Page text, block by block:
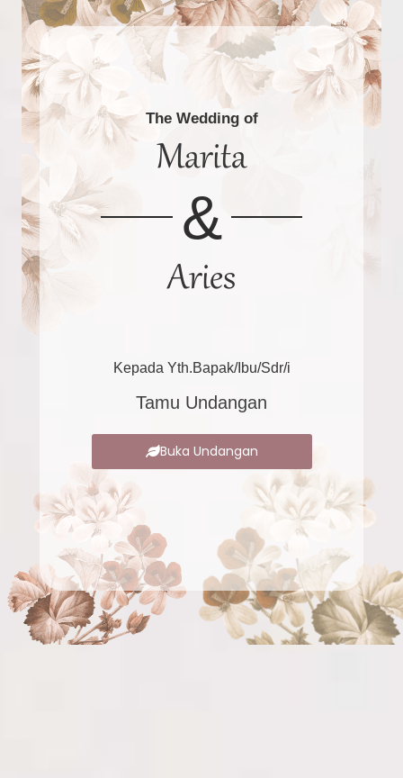
The Wedding of
Marita
&
Aries
Kepada Yth.Bapak/Ibu/Sdr/i
Tamu Undangan
Buka Undangan